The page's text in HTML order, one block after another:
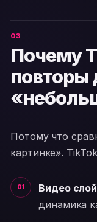
Почему
повторы
Потому что
картинке».
Видео
динамика